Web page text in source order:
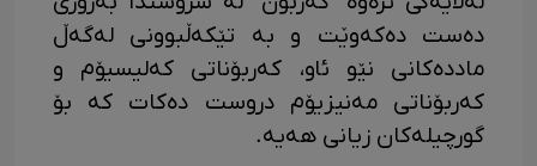
دەست دەکەوێت و بە تێکەڵبوونی لەگەڵ
ماددەکانی نێو ئاو، کەربۆناتی کەلیسیۆم و
کەربۆناتی مەنیزیۆم دروست دەکات کە بۆ
گورچیلەکان زیانی هەیە.